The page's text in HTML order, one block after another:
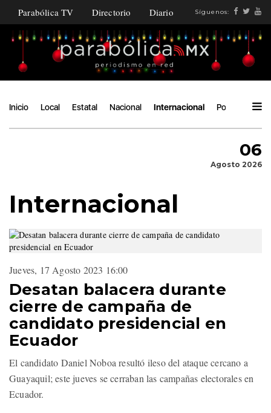
Parabólica TV Directorio Diario Síguenos:
Inicio Local Estatal Nacional Internacional Política
06
Agosto 2026
Internacional
Jueves, 17 Agosto 2023 16:00
Desatan balacera durante
cierre de campaña de
candidato presidencial en
Ecuador
El candidato Daniel Noboa resultó ileso del ataque cercano a
Guayaquil; este jueves se cerraban las campañas electorales en
Ecuador.